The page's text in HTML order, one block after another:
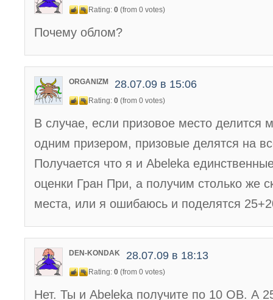
Rating: 0 (from 0 votes)
Почему облом?
ORGANIZM 28.07.09 в 15:06
Rating: 0 (from 0 votes)
В случае, если призовое место делится
одним призером, призовые делятся на
Получается что я и Abeleka
оценки Гран При, а получим столько же
места, или я ошибаюсь и поделятся
DEN-KONDAK 28.07.09 в 18:13
Rating: 0 (from 0 votes)
Нет. Ты и Abeleka получите по 10 ОВ. А